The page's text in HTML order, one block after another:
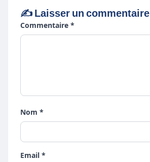
✍️ Laisser un commentaire
Commentaire *
Nom *
Email *